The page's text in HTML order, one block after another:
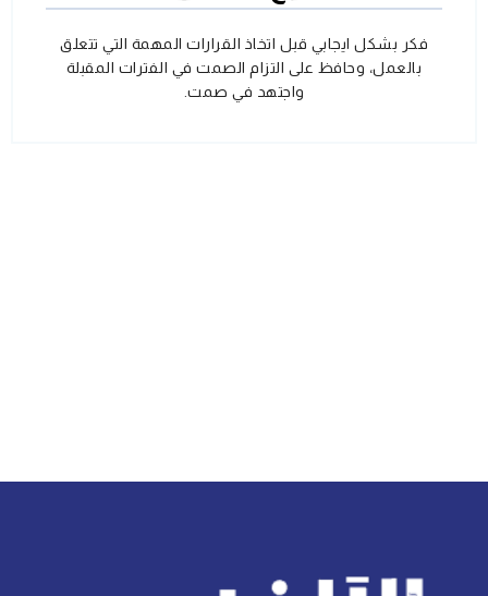
فكر بشكل ايجابي قبل اتخاذ القرارات المهمة التي تتعلق
بالعمل، وحافظ على التزام الصمت في الفترات المقبلة
واجتهد في صمت.